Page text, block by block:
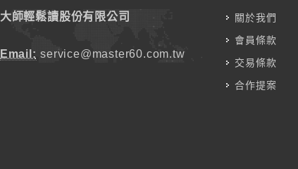
大師輕鬆讀股份有限公司
Email: service@master60.com.tw
關於我們
會員條款
交易條款
合作提案